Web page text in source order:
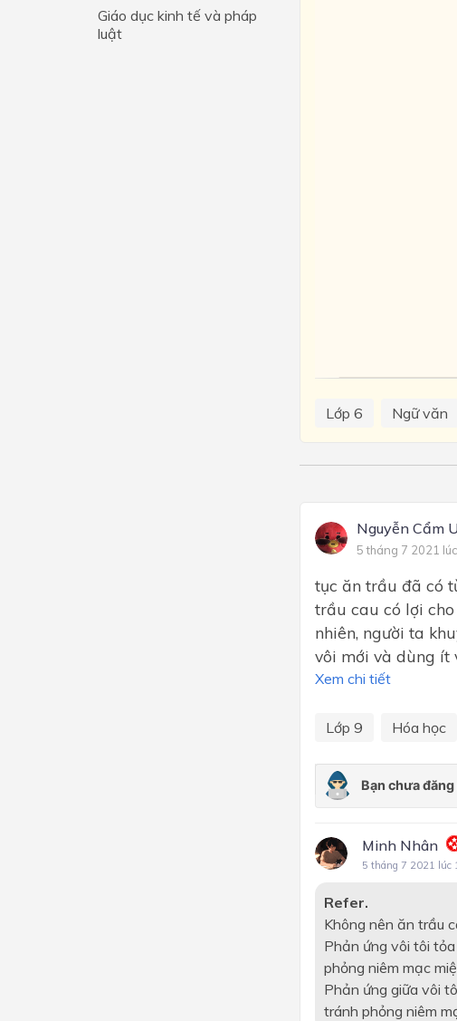
Giáo dục kinh tế và pháp
luật
Lớp 6 Ngữ văn
Nguyễn Cẩm
5 tháng 7 2021
tục ăn trầu đã có
trầu cau có lợi cho
nhiên, người ta
vôi mới và dùng ít
Xem chi tiết
Lớp 9 Hóa học
Minh Nhân
5 tháng 7 2021 lúc
Refer.
Không nên ăn trầu
Phản ứng vôi tôi
phỏng niêm mạc
Phản ứng giữa vôi
tránh phỏng niêm